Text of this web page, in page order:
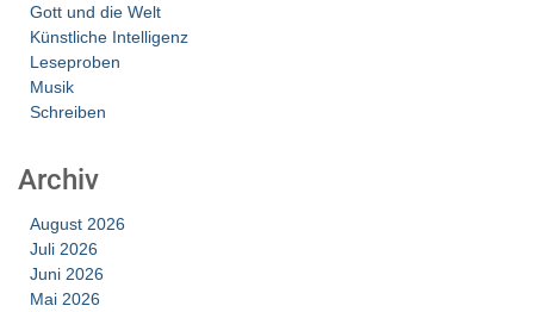
Gott und die Welt
Künstliche Intelligenz
Leseproben
Musik
Schreiben
Archiv
August 2026
Juli 2026
Juni 2026
Mai 2026